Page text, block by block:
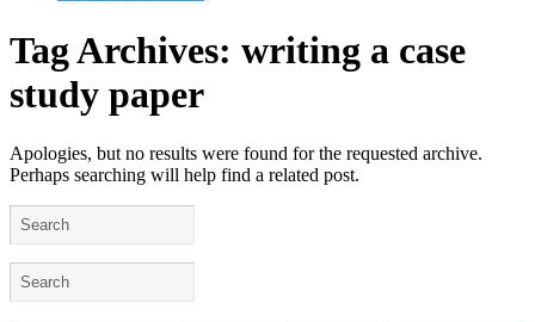
Tag Archives: writing a case
study paper
Apologies, but no results were found for the requested archive.
Perhaps searching will help find a related post.